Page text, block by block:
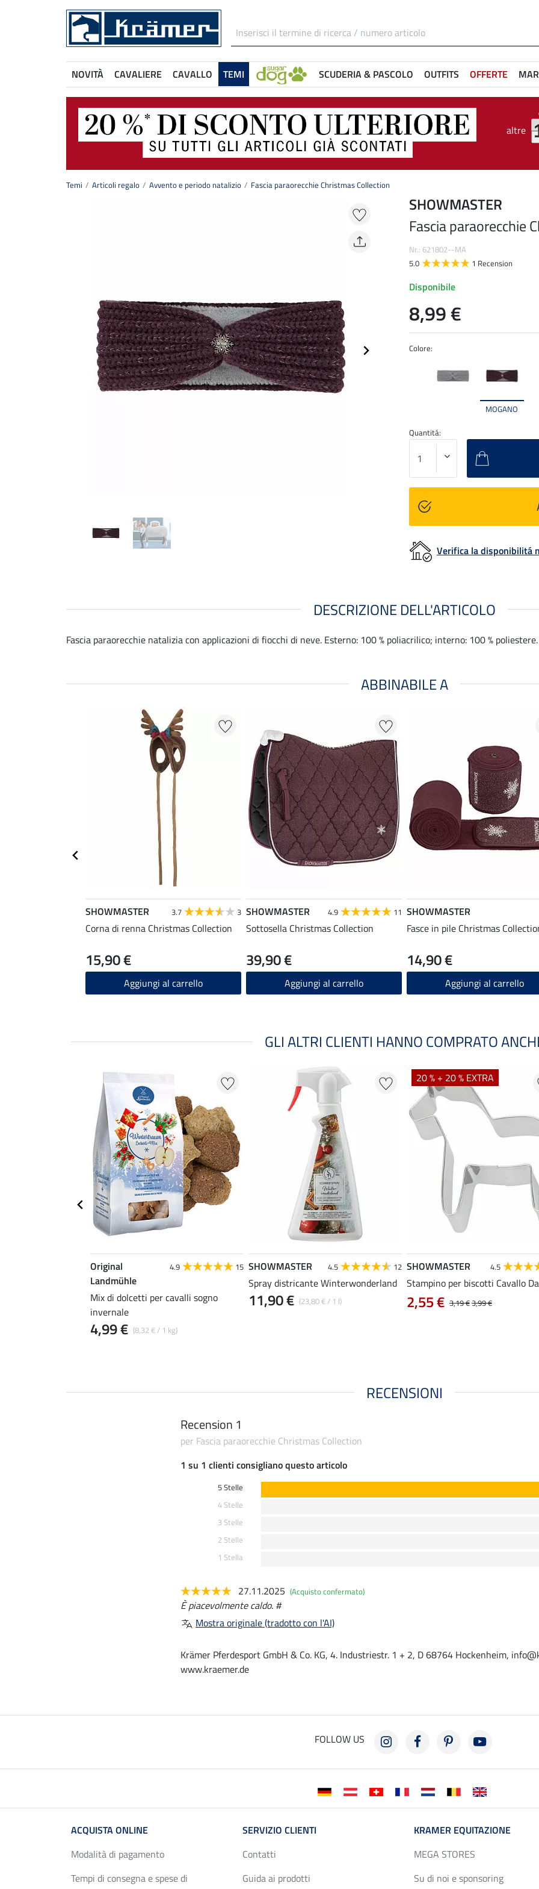
NOVITÀ CAVALIERE CAVALLO TEMI SCUDERIA & PASCOLO OUTFITS OFFERTE
altre
Temi Articoli regalo Avvento e periodo natalizio Fascia paraorecchie Christmas Collection
Colore:
MOGANO
SHOWMASTER
Fascia paraorecchie
Nr.: 621802--MA
5.0
1 Recension
Disponibile
8,99 €
Quantitá:
Verifica la disponibilitá
DESCRIZIONE DELL'ARTICOLO
Fascia paraorecchie natalizia con applicazioni di fiocchi di neve. Esterno: 100 % poliacrilico; interno: 100 % poliestere.
ABBINABILE A
SHOWMASTER 3.7 3
Corna di renna Christmas Collection
15,90 €
Aggiungi al carrello
SHOWMASTER 4.9 11
Sottosella Christmas Collection
39,90 €
Aggiungi al carrello
SHOWMASTER
Fasce in pile Christmas
14,90 €
Aggiungi al carrello
GLI ALTRI CLIENTI HANNO COMPRATO
Original
Landmühle
4.9 15
Mix di dolcetti per cavalli sogno
invernale
(8,32 € / 1 kg)
4,99 €
SHOWMASTER 4.5 12
Spray districante Winterwonderland
(23,80 € / 1 l)
11,90 €
20 % + 20 % EXTRA
SHOWMASTER 4.5
Stampino per biscotti Cavallo
3,19 €3,99 €
2,55 €
RECENSIONI
Recension 1
per Fascia paraorecchie Christmas Collection
1 su 1 clienti consigliano questo articolo
5 Stelle
4 Stelle
3 Stelle
2 Stelle
1 Stella
27.11.2025 (Acquisto confermato)
È piacevolmente caldo. #
Mostra originale (tradotto con l'AI)
Krämer Pferdesport GmbH & Co. KG, 4. Industriestr. 1 + 2, D 68764 Hockenheim,
www.kraemer.de
FOLLOW US
ACQUISTA ONLINE
Modalità di pagamento
Tempi di consegna e spese di
SERVIZIO CLIENTI
Contatti
Guida ai prodotti
KRAMER EQUITAZIONE
MEGA STORES
Su di noi e sponsoring